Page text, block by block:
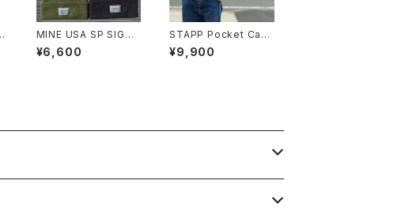
MINE USA SP SIGN
AC BEANIE
¥6,600
STAPP Pocket Cand
ys Pocket Tee
¥9,900